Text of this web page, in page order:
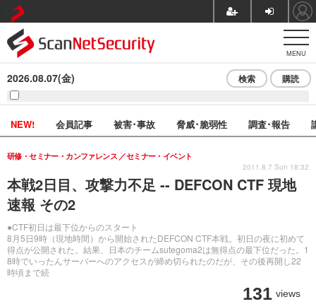
MENU
2026.08.07(金) 検索 購読
NEW! 会員記事 被害･事故 脅威･脆弱性 調査･報告
本戦2日目、攻撃力不足 -- DEFCON CTF 現地
速報 その2
●CTF初日は最下位からのスタート
8月5日9時（現地時間）から開始されたDEFCON CTF本戦。初日の夜に初めて
得点が公開された。結果、日本のチームsutegoma2は無得点の最下位だった。1
8時でいったんサーバーへのアクセスが締め切られたのだが、その後再開し22
時頃まで続
研修・セミナー・カンファレンス セミナー・イベント
131 views
2011.8.7 Sun 18:32